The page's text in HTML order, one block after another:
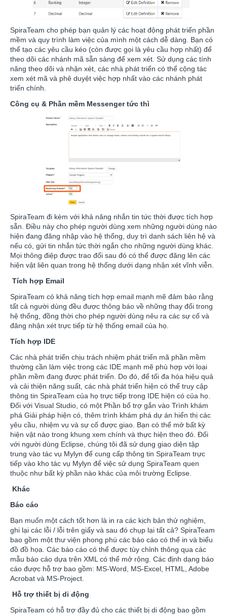
SpiraTeam cho phép bạn quản lý các hoạt động phát triển phần
mềm và quy trình làm việc của mình một cách dễ dàng. Bạn có
thể tạo các yêu cầu kéo (còn được gọi là yêu cầu hợp nhất) để
theo dõi các nhánh mã sẵn sàng để xem xét. Sử dụng các tính
năng theo dõi và nhận xét, các nhà phát triển có thể cộng tác
xem xét mã và phê duyệt việc hợp nhất vào các nhánh phát
triển chính.
Công cụ & Phần mềm Messenger tức thì
SpiraTeam đi kèm với khả năng nhắn tin tức thời được tích hợp
sẵn. Điều này cho phép người dùng xem những người dùng nào
hiện đang đăng nhập vào hệ thống, duy trì danh sách liên hệ và
nếu có, gửi tin nhắn tức thời ngắn cho những người dùng khác.
Mọi thông điệp được trao đổi sau đó có thể được đăng lên các
hiện vật liên quan trong hệ thống dưới dạng nhận xét vĩnh viễn.
Tích hợp Email
SpiraTeam có khả năng tích hợp email mạnh mẽ đảm bảo rằng
tất cả người dùng đều được thông báo về những thay đổi trong
hệ thống, đồng thời cho phép người dùng nêu ra các sự cố và
đăng nhận xét trực tiếp từ hệ thống email của họ.
Tích hợp IDE
Các nhà phát triển chịu trách nhiệm phát triển mã phần mềm
thường cần làm việc trong các IDE mạnh mẽ phù hợp với loại
phần mềm đang được phát triển. Do đó, để tối đa hóa hiệu quả
và cải thiện năng suất, các nhà phát triển hiện có thể truy cập
thông tin SpiraTeam của họ trực tiếp trong IDE hiện có của họ.
Đối với Visual Studio, có một Phần bổ trợ gắn vào Trình khám
phá Giải pháp hiện có, thêm trình khám phá dự án hiển thị các
yêu cầu, nhiệm vụ và sự cố được giao. Bạn có thể mở bất kỳ
hiện vật nào trong khung xem chính và thực hiện theo đó. Đối
với người dùng Eclipse, chúng tôi đã sử dụng giao diện tập
trung vào tác vụ Mylyn để cung cấp thông tin SpiraTeam trực
tiếp vào kho tác vụ Mylyn để việc sử dụng SpiraTeam quen
thuộc như bất kỳ phần nào khác của môi trường Eclipse.
Khác
Báo cáo
Bạn muốn một cách tốt hơn là in ra các kịch bản thử nghiệm,
ghi lại các lỗi / lỗi trên giấy và sau đó chụp lại tất cả? SpiraTeam
bao gồm một thư viện phong phú các báo cáo có thể in và biểu
đồ đồ họa. Các báo cáo có thể được tùy chỉnh thông qua các
mẫu báo cáo dựa trên XML có thể mở rộng. Các định dạng báo
cáo được hỗ trợ bao gồm: MS-Word, MS-Excel, HTML, Adobe
Acrobat và MS-Project.
Hỗ trợ thiết bị di động
SpiraTeam có hỗ trợ đầy đủ cho các thiết bị di động bao gồm